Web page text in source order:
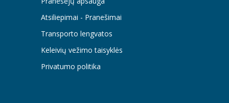
Atsiliepimai - Pranešimai
Transporto lengvatos
Keleivių vežimo taisyklės
Privatumo politika